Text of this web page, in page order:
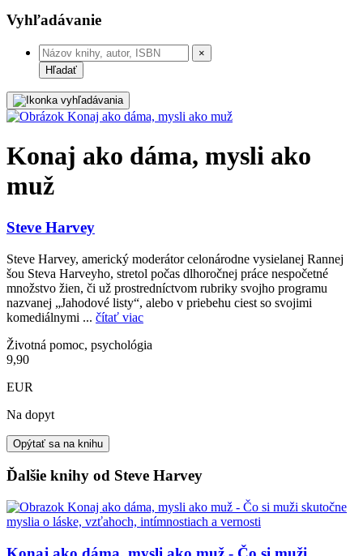
Vyhľadávanie
×
Hľadať
Konaj ako dáma, mysli ako
muž
Steve Harvey
Steve Harvey, americký moderátor celonárodne vysielanej Rannej
šou Steva Harveyho, stretol počas dlhoročnej práce nespočetné
množstvo žien, či už prostredníctvom rubriky svojho programu
nazvanej „Jahodové listy“, alebo v priebehu ciest so svojimi
komediálnymi ... čítať viac
Životná pomoc, psychológia
9,90
EUR
Na dopyt
Opýtať sa na knihu
Ďalšie knihy od Steve Harvey